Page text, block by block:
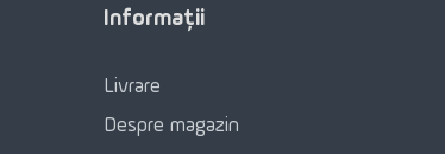
Informaţii
Livrare
Despre magazin